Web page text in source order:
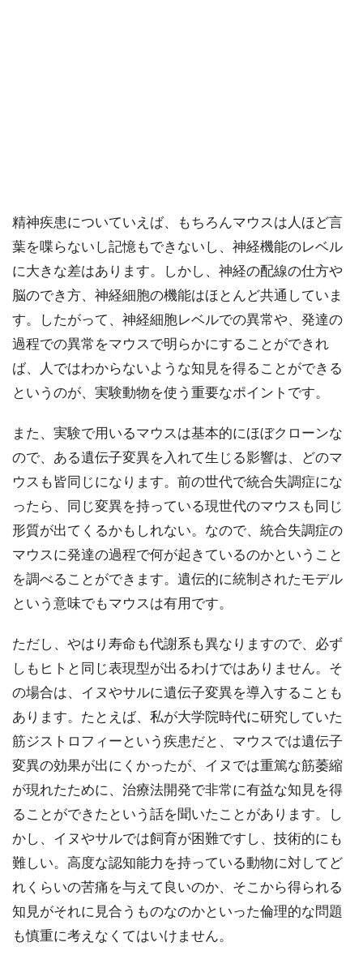
精神疾患についていえば、もちろんマウスは人ほど言
葉を喋らないし記憶もできないし、神経機能のレベル
に大きな差はあります。しかし、神経の配線の仕方や
脳のでき方、神経細胞の機能はほとんど共通していま
す。したがって、神経細胞レベルでの異常や、発達の
過程での異常をマウスで明らかにすることができれ
ば、人ではわからないような知見を得ることができる
というのが、実験動物を使う重要なポイントです。
また、実験で用いるマウスは基本的にほぼクローンな
ので、ある遺伝子変異を入れて生じる影響は、どのマ
ウスも皆同じになります。前の世代で統合失調症にな
ったら、同じ変異を持っている現世代のマウスも同じ
形質が出てくるかもしれない。なので、統合失調症の
マウスに発達の過程で何が起きているのかということ
を調べることができます。遺伝的に統制されたモデル
という意味でもマウスは有用です。
ただし、やはり寿命も代謝系も異なりますので、必ず
しもヒトと同じ表現型が出るわけではありません。そ
の場合は、イヌやサルに遺伝子変異を導入することも
あります。たとえば、私が大学院時代に研究していた
筋ジストロフィーという疾患だと、マウスでは遺伝子
変異の効果が出にくかったが、イヌでは重篤な筋萎縮
が現れたために、治療法開発で非常に有益な知見を得
ることができたという話を聞いたことがあります。し
かし、イヌやサルでは飼育が困難ですし、技術的にも
難しい。高度な認知能力を持っている動物に対してど
れくらいの苦痛を与えて良いのか、そこから得られる
知見がそれに見合うものなのかといった倫理的な問題
も慎重に考えなくてはいけません。